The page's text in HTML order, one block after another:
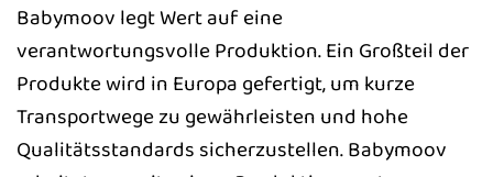
Babymoov legt Wert auf eine
verantwortungsvolle Produktion. Ein Großteil der
Produkte wird in Europa gefertigt, um kurze
Transportwege zu gewährleisten und hohe
Qualitätsstandards sicherzustellen. Babymoov